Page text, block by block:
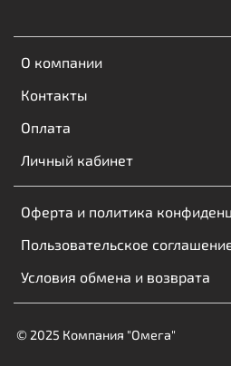
О компании
Контакты
Оплата
Личный кабинет
Оферта и политика
Пользовательское
Условия обмена и возврата
© 2025 Компания "Омега"